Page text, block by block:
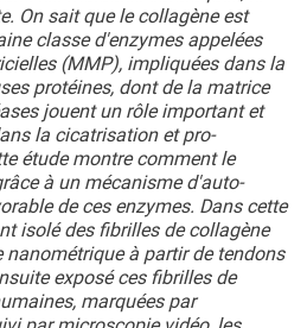
On sait que le collagène est
classe d'enzymes appelées
(MMP), impliquées dans la
protéines, dont de la matrice
jouent un rôle important et
la cicatrisation et pro-
étude montre comment le
à un mécanisme d'auto-
de ces enzymes. Dans cette
isolé des fibrilles de collagène
à partir de tendons
exposé ces fibrilles de
marquées par